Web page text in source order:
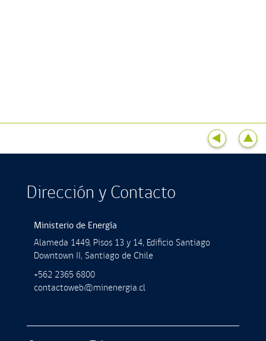
Dirección y Contacto
Ministerio de Energía
Alameda 1449, Pisos 13 y 14, Ediﬁcio Santiago
Downtown II, Santiago de Chile
+562 2365 6800
contactoweb@minenergia.cl